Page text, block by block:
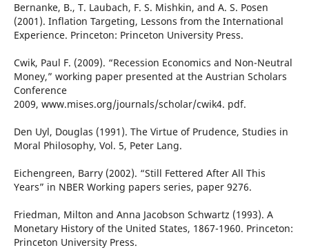
Bernanke, B., T. Laubach, F. S. Mishkin, and A. S. Posen
(2001). Inflation Targeting, Lessons from the International
Experience. Princeton: Princeton University Press.
Cwik, Paul F. (2009). “Recession Economics and Non-Neutral
Money,” working paper presented at the Austrian Scholars
Conference
2009, www.mises.org/journals/scholar/cwik4. pdf.
Den Uyl, Douglas (1991). The Virtue of Prudence, Studies in
Moral Philosophy, Vol. 5, Peter Lang.
Eichengreen, Barry (2002). “Still Fettered After All This
Years” in NBER Working papers series, paper 9276.
Friedman, Milton and Anna Jacobson Schwartz (1993). A
Monetary History of the United States, 1867-1960. Princeton:
Princeton University Press.